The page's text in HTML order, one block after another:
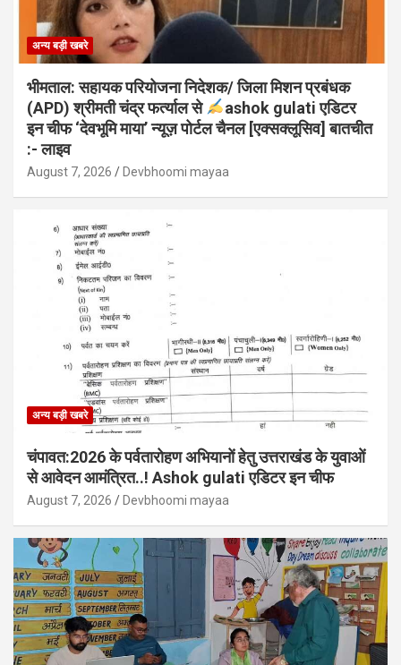
अन्य बड़ी खबरे
भीमताल: सहायक परियोजना निदेशक/ जिला मिशन प्रबंधक
(APD) श्रीमती चंद्र फर्त्याल से
ashok gulati एडिटर
इन चीफ ‘देवभूमि माया’ न्यूज़ पोर्टल चैनल [एक्सक्लूसिव] बातचीत
:- लाइव
August 7, 2026 Devbhoomi mayaa
अन्य बड़ी खबरे
चंपावत:2026 के पर्वतारोहण अभियानों हेतु उत्तराखंड के युवाओं
से आवेदन आमंत्रित..! Ashok gulati एडिटर इन चीफ
August 7, 2026 Devbhoomi mayaa